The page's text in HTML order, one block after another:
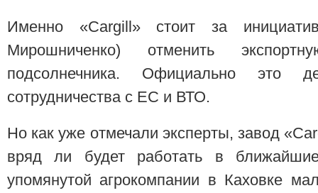
Именно «Cargill» стоит за
Мирошниченко) отменить
подсолнечника. Официально это
сотрудничества с ЕС и ВТО.
Но как уже отмечали эксперты, завод
вряд ли будет работать в
упомянутой агрокомпании в Каховке